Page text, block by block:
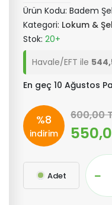
Ürün Kodu: Badem
Kategori: Lokum &
Stok: 20+
Havale/EFT ile
En geç 10 Ağustos
%8
indirim
600,00
Adet